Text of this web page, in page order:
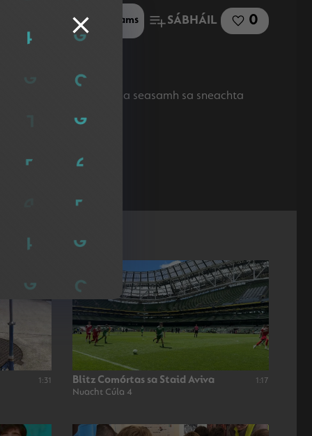
Roinn le Microsoft Teams SÁBHÁIL 0
dúinn; Seach sicín ina seasamh sa sneachta
1:31 Blitz Comórtas sa Staid Aviva
Nuacht Cúla 4
1:17